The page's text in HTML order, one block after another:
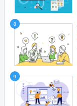
8
9